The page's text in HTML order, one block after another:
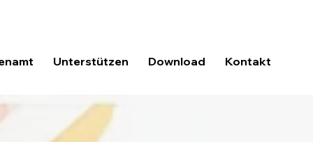
Unterstützen Download Kontakt